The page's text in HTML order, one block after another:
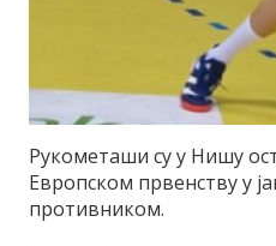
Рукометаши су у Нишу
Европском првенству у
противником.